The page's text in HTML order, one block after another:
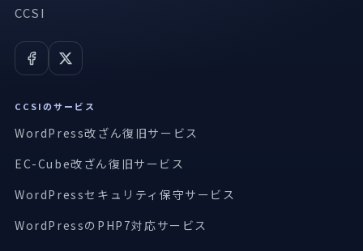
CCSI
CCSIのサービス
WordPress改ざん復旧サービス
EC-Cube改ざん復旧サービス
WordPressセキュリティ保守サービス
WordPressのPHP7対応サービス